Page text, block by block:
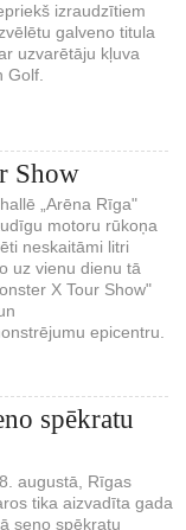
izraudzītiem
galveno titula
uzvarētāju kļuva
Golf.
Show
„Arēna Rīga"
motoru rūkoņa
neskaitāmi litri
uz vienu dienu tā
X Tour Show"
epicentru.
spēkratu
augustā, Rīgas
tika aizvadīta gada
seno spēkratu